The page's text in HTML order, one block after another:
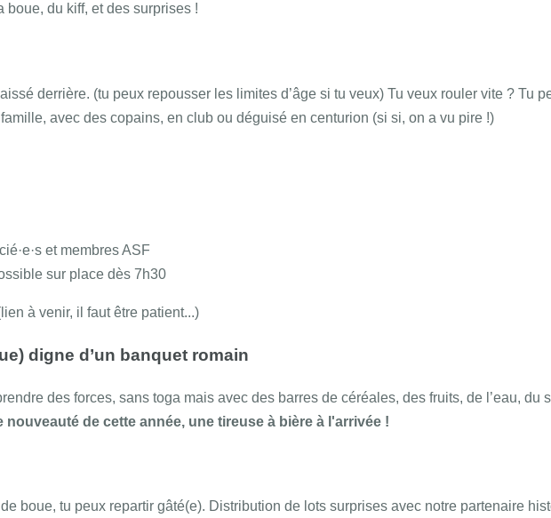
boue, du kiff, et des surprises !
derrière. (tu peux repousser les limites d’âge si tu veux) Tu veux rouler vite ? Tu
avec des copains, en club ou déguisé en centurion (si si, on a vu pire !)
et membres ASF
sur place dès 7h30
à venir, il faut être patient...)
digne d’un banquet romain
des forces, sans toga mais avec des barres de céréales, des fruits, de l’eau,
nouveauté de cette année, une tireuse à bière à l'arrivée !
boue, tu peux repartir gâté(e). Distribution de lots surprises avec notre partenaire